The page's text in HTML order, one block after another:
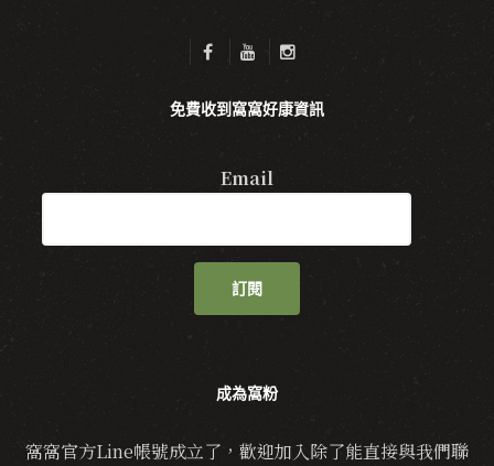
免費收到窩窩好康資訊
Email
訂閱
成為窩粉
窩窩官方Line帳號成立了，歡迎加入除了能直接與我們聯